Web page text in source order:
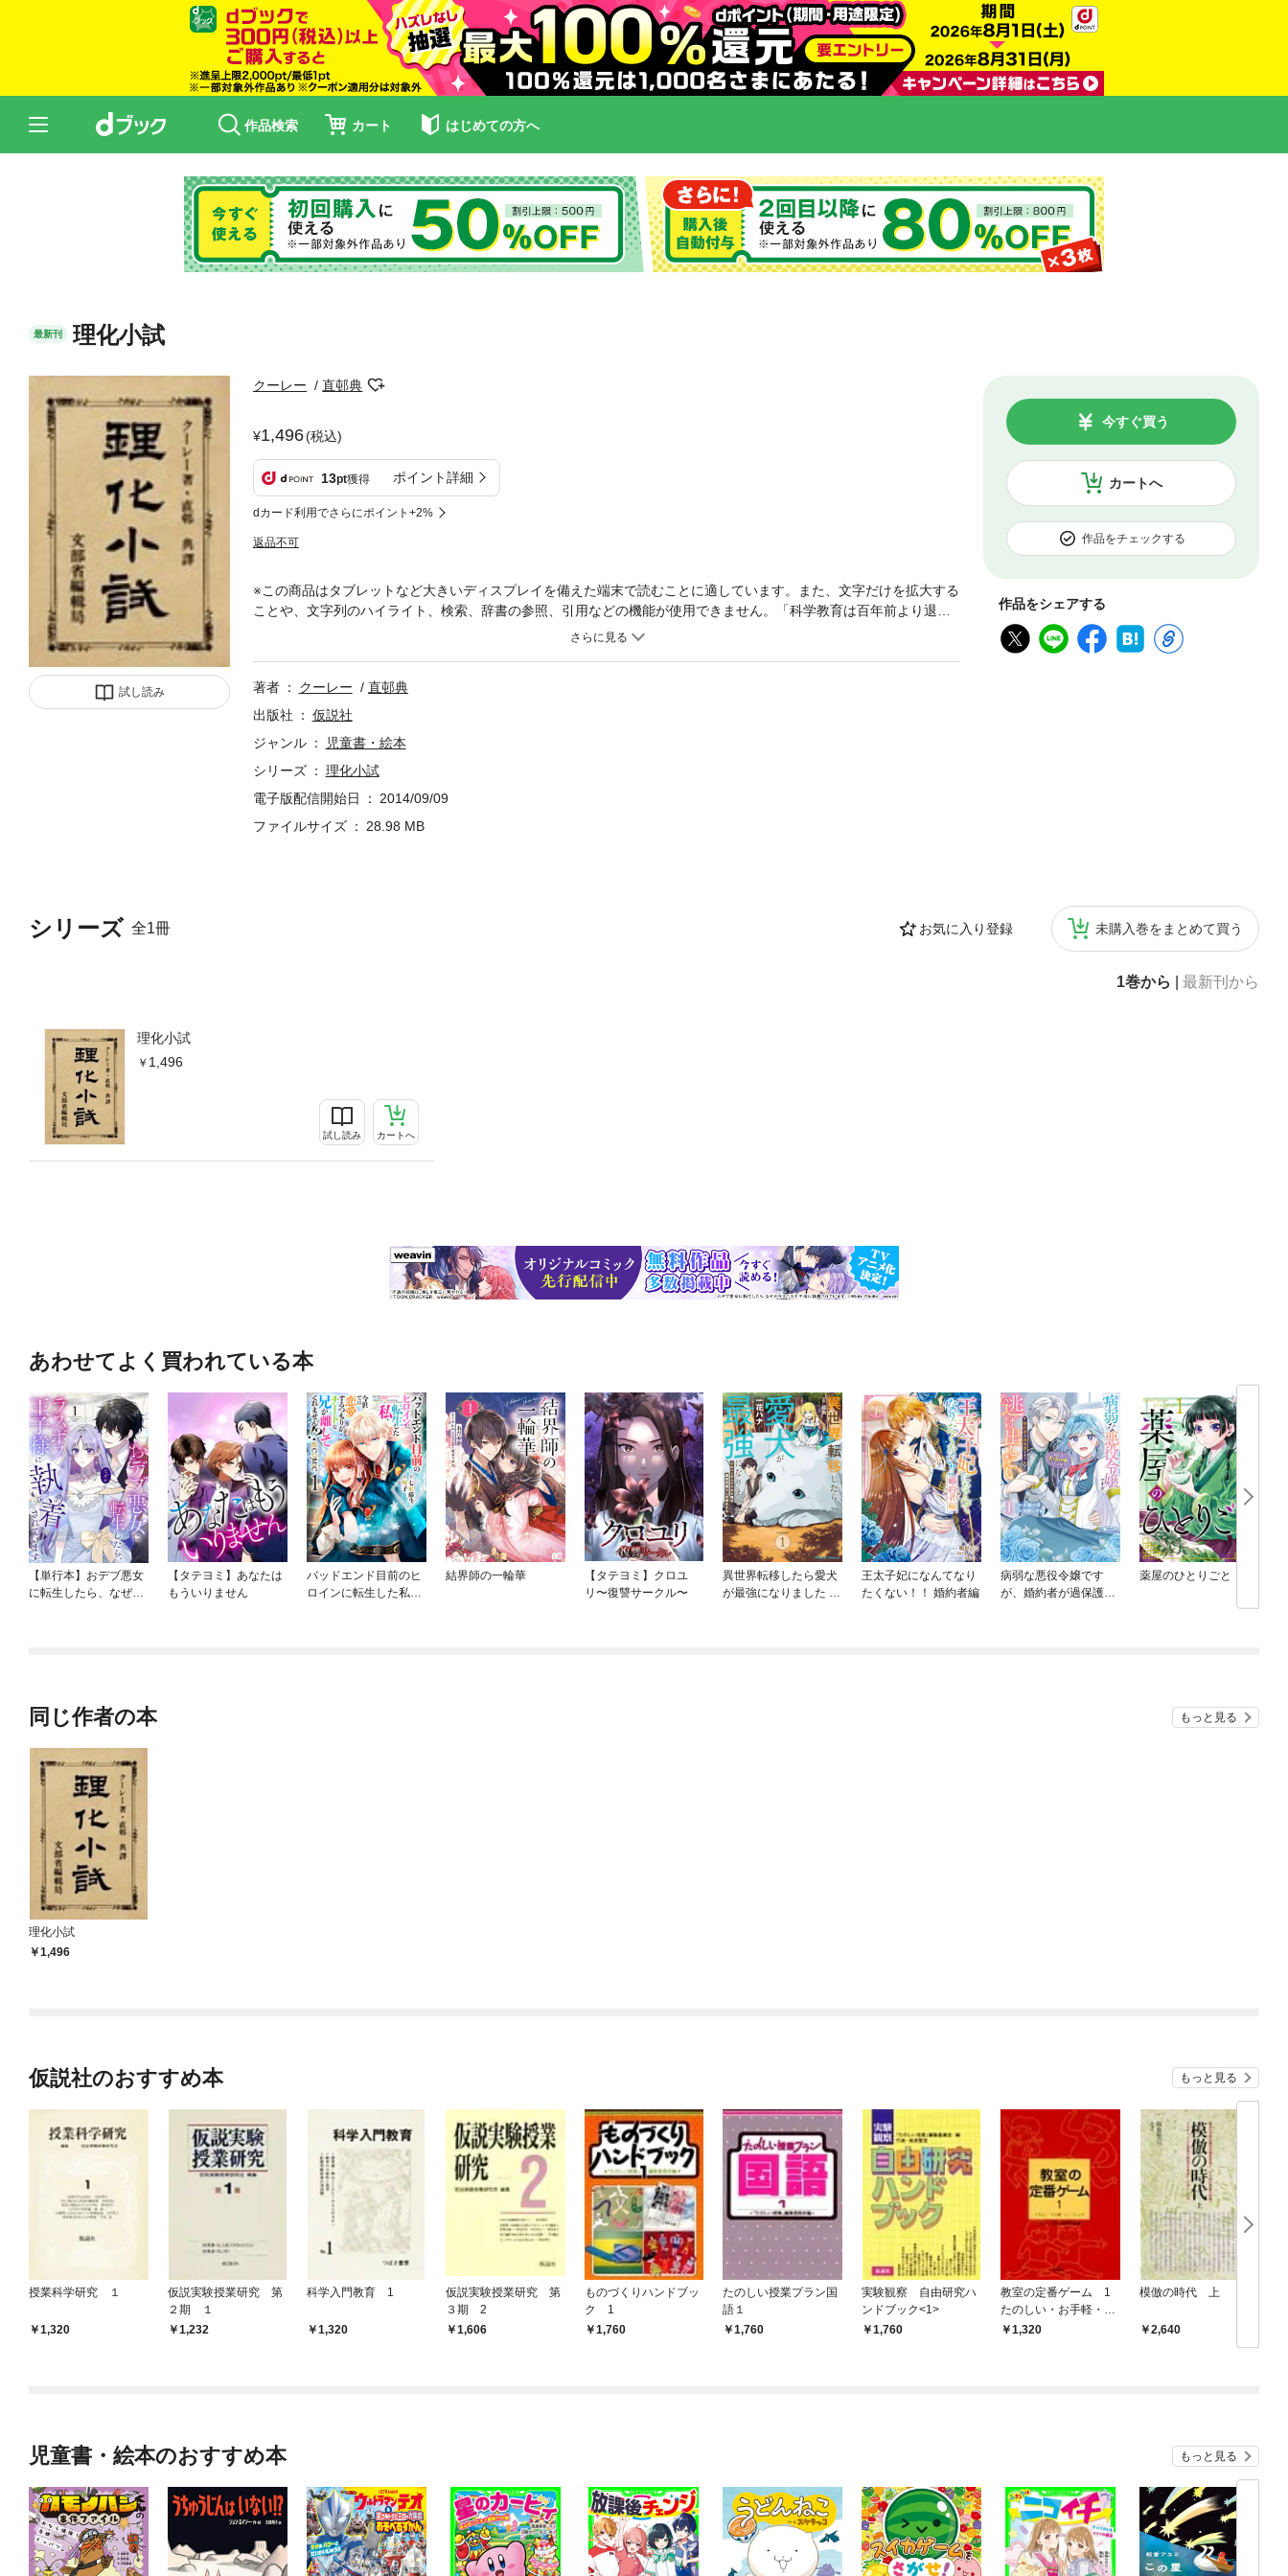
作品検索 カート はじめての方へ
最新刊 理化小試
試し読み
クーレー 直邨典
1,496(税込)
13pt獲得 ポイント詳細
dカード利用でさらにポイント+2%
返品不可
カートへ
今すぐ買う
作品をチェックする
作品をシェアする
シリーズ 全1冊 お気に入り登録 未購入巻をまとめて買う
1巻から 最新刊から
理化小試
1,496
試し読み カートへ
※この商品はタブレットなど大きいディスプレイを備えた端末で読むことに適しています。また、文字だけを拡大する
ことや、文字列のハイライト、検索、辞書の参照、引用などの機能が使用できません。「科学教育は百年前より退歩
しているのでは」と思わせる内容を持ち，教育会に多大の影響力を与えた日本最初の理科実験指導書。初版は，１８
著者 クーレー
直邨典
出版社
仮説社
ジャンル
児童書・絵本
シリーズ
理化小試
電子版配信開始日
2014/09/09
ファイルサイズ
28.98 MB
あわせてよく買われている本
【単行本】おデブ悪女
に転生したら、なぜか
【タテヨミ】あなたは
もういりません
バッドエンド目前のヒ
ロインに転生した私、
結界師の一輪華
【タテヨミ】クロユ
リ〜復讐サークル〜
異世界転移したら愛犬
が最強になりました ～
王太子妃になんてなり
たくない！！ 婚約者編
病弱な悪役令嬢です
が、婚約者が過保護す
薬屋のひとりごと
同じ作者の本 もっと見る
理化小試
1,496
仮説社のおすすめ本 もっと見る
授業科学研究 １
1,320
仮説実験授業研究 第
２期 １
1,232
科学入門教育 1
1,320
仮説実験授業研究 第
３期 2
1,606
ものづくりハンドブッ
ク 1
1,760
たのしい授業プラン国
語１
1,760
実験観察 自由研究ハ
ンドブック<1>
1,760
教室の定番ゲーム 1
たのしい・お手軽・い
～フンイキ
1,320
模倣の時代 上
2,640
児童書・絵本のおすすめ本 もっと見る